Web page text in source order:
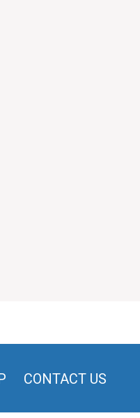
CONTACT US